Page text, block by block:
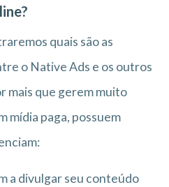
quais são as
o Native Ads e os outros
mais que gerem muito
mídia paga, possuem
a divulgar seu conteúdo